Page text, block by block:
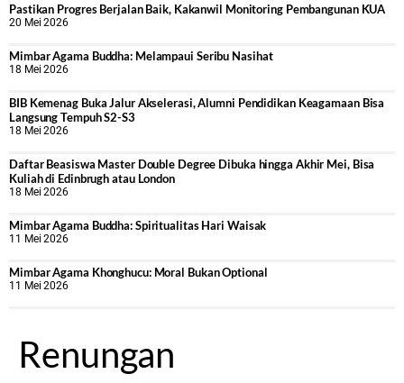
Pastikan Progres Berjalan Baik, Kakanwil Monitoring Pembangunan KUA
20 Mei 2026
Mimbar Agama Buddha: Melampaui Seribu Nasihat
18 Mei 2026
BIB Kemenag Buka Jalur Akselerasi, Alumni Pendidikan Keagamaan Bisa
Langsung Tempuh S2-S3
18 Mei 2026
Daftar Beasiswa Master Double Degree Dibuka hingga Akhir Mei, Bisa
Kuliah di Edinbrugh atau London
18 Mei 2026
Mimbar Agama Buddha: Spiritualitas Hari Waisak
11 Mei 2026
Mimbar Agama Khonghucu: Moral Bukan Optional
11 Mei 2026
Renungan